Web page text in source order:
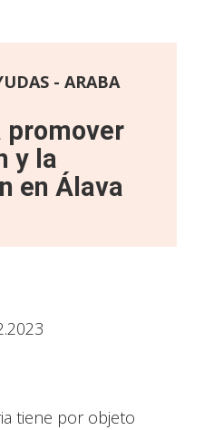
- ARABA
promover
y la
en Álava
tiene por objeto